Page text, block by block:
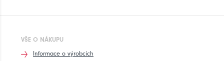
VŠE O NÁKUPU
Informace o výrobcích